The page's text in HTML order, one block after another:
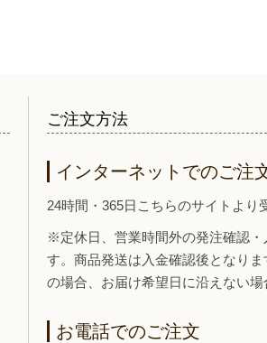
ご注文方法
インターネットでのご注
24時間・365日こちらのサイトより
※定休日、営業時間外の発注確認
す。商品発送は入金確認後となり
の場合、お届け希望日に沿えない
お電話でのご注文